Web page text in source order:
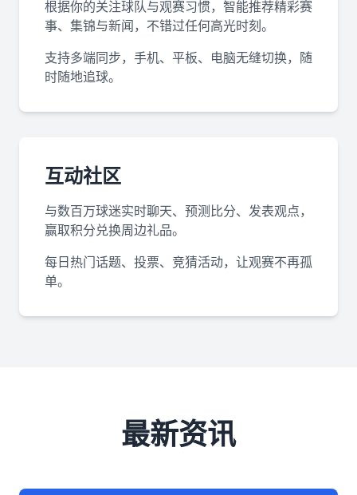
根据你的关注球队与观赛习惯，智能推荐精彩赛
事、集锦与新闻，不错过任何高光时刻。
支持多端同步，手机、平板、电脑无缝切换，随
时随地追球。
互动社区
与数百万球迷实时聊天、预测比分、发表观点，
赢取积分兑换周边礼品。
每日热门话题、投票、竞猜活动，让观赛不再孤
单。
最新资讯